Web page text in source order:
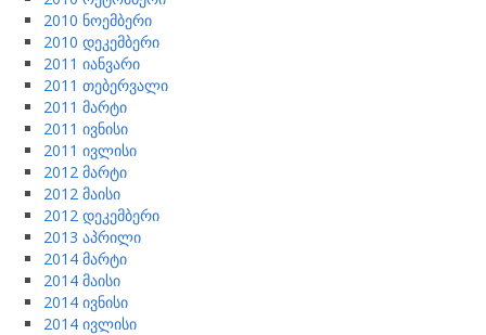
2010 ნოემბერი
2010 დეკემბერი
2011 იანვარი
2011 თებერვალი
2011 მარტი
2011 ივნისი
2011 ივლისი
2012 მარტი
2012 მაისი
2012 დეკემბერი
2013 აპრილი
2014 მარტი
2014 მაისი
2014 ივნისი
2014 ივლისი